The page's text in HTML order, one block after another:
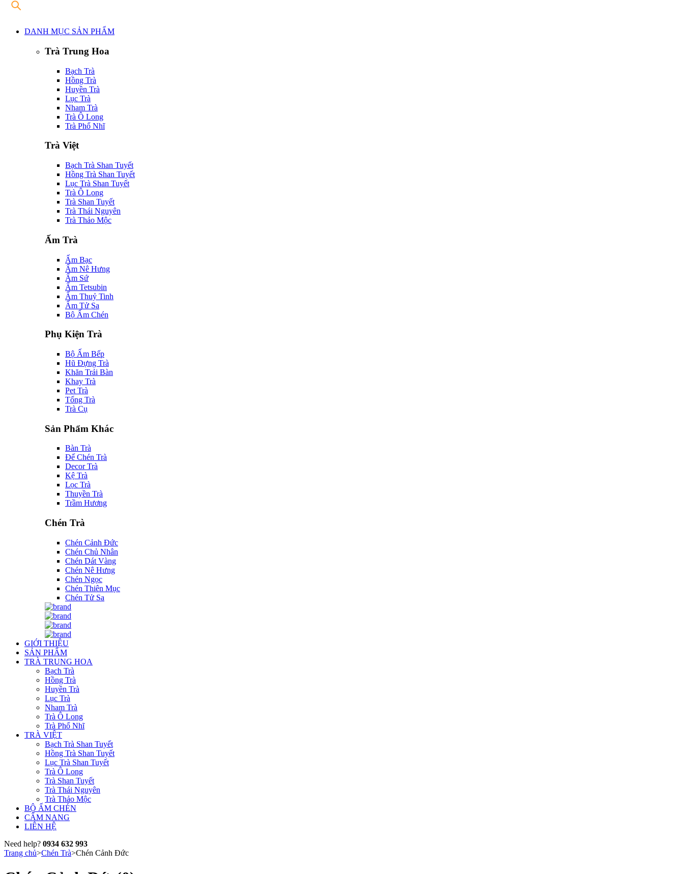
DANH MỤC SẢN PHẨM
Trà Trung Hoa
Bạch Trà
Hồng Trà
Huyền Trà
Lục Trà
Nham Trà
Trà Ô Long
Trà Phổ Nhĩ
Trà Việt
Bạch Trà Shan Tuyết
Hồng Trà Shan Tuyết
Lục Trà Shan Tuyết
Trà Ô Long
Trà Shan Tuyết
Trà Thái Nguyên
Trà Thảo Mộc
Ấm Trà
Ấm Bạc
Ấm Nê Hưng
Ấm Sứ
Ấm Tetsubin
Ấm Thuỷ Tinh
Ấm Tử Sa
Bộ Ấm Chén
Phụ Kiện Trà
Bộ Ấm Bếp
Hũ Đựng Trà
Khăn Trải Bàn
Khay Trà
Pet Trà
Tống Trà
Trà Cụ
Sản Phẩm Khác
Bàn Trà
Đế Chén Trà
Decor Trà
Kệ Trà
Lọc Trà
Thuyền Trà
Trầm Hương
Chén Trà
Chén Cảnh Đức
Chén Chủ Nhân
Chén Dát Vàng
Chén Nê Hưng
Chén Ngọc
Chén Thiên Mục
Chén Tử Sa
GIỚI THIỆU
SẢN PHẨM
TRÀ TRUNG HOA
Bạch Trà
Hồng Trà
Huyền Trà
Lục Trà
Nham Trà
Trà Ô Long
Trà Phổ Nhĩ
TRÀ VIỆT
Bạch Trà Shan Tuyết
Hồng Trà Shan Tuyết
Lục Trà Shan Tuyết
Trà Ô Long
Trà Shan Tuyết
Trà Thái Nguyên
Trà Thảo Mộc
BỘ ẤM CHÉN
CẨM NANG
LIÊN HỆ
Need help? 0934 632 993
Trang chủ>Chén Trà>Chén Cảnh Đức